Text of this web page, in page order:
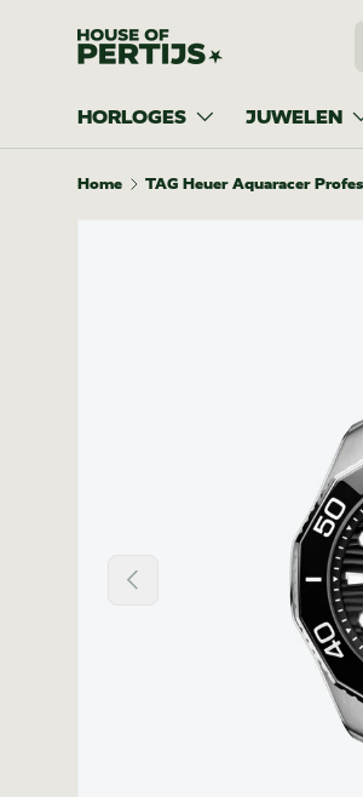
Ga naar inhoud
HORLOGES JUWELEN
Home
Vorige